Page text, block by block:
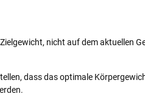
nicht auf dem aktuellen
dass das optimale